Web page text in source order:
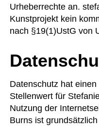
Urheberrechte an.
Kunstprojekt kein
nach §19(1)UstG von
Datenschutz hat
Stellenwert für
Nutzung der
Burns ist